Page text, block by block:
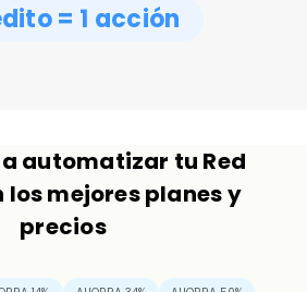
= 1 acción
automatizar tu Red
los mejores planes y
precios